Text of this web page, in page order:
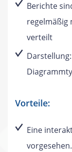
Berichte
regelmäßig
verteilt
Vorteile:
Eine
vorgesehen.